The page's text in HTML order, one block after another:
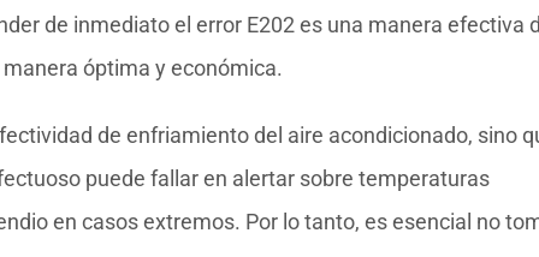
de inmediato el error E202 es una manera efectiva
óptima y económica.
de enfriamiento del aire acondicionado, sino
puede fallar en alertar sobre temperaturas
en casos extremos. Por lo tanto, es esencial no